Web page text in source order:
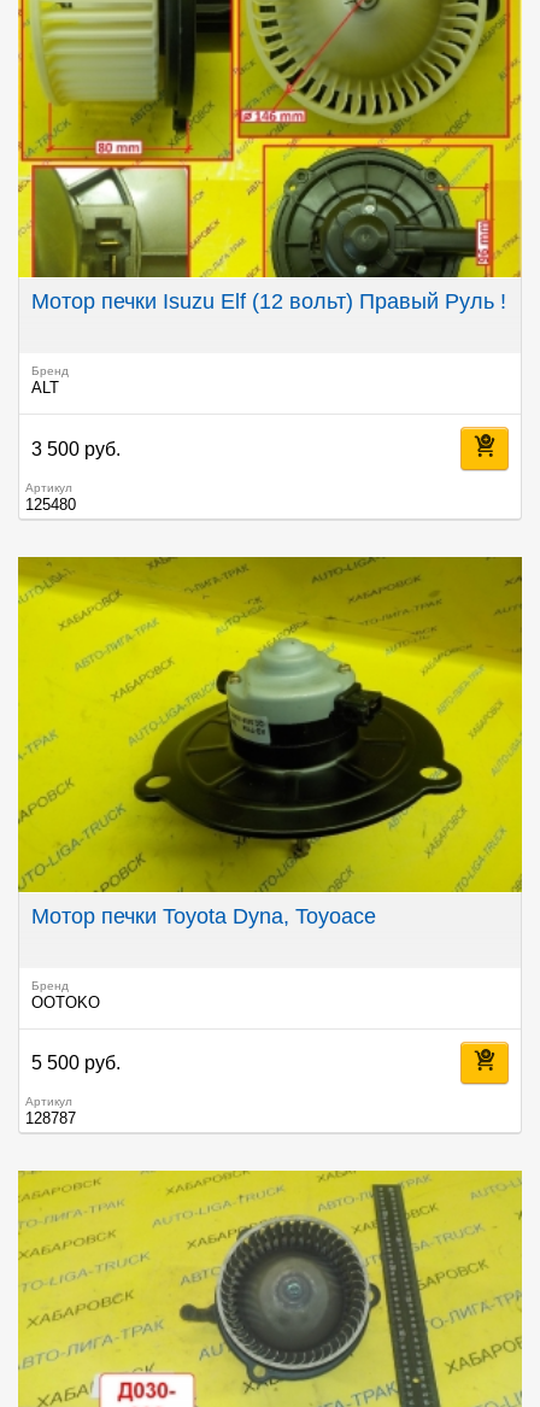
Мотор печки Isuzu Elf (12 вольт) Правый Руль !
Бренд
ALT
3 500 руб.
Артикул
125480
Мотор печки Toyota Dyna, Toyoace
Бренд
OOTOKO
5 500 руб.
Артикул
128787